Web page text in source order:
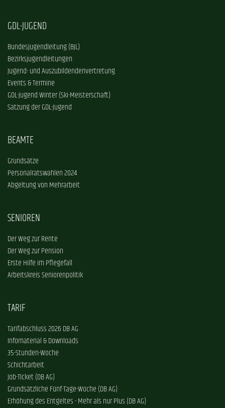
GDL-JUGEND
Bundesjugendleitung (BJL)
Bezirksjugendleitungen
Jugend- und Auszubildendenvertretung
Events & Termine
GDL-Jugend Winter (Ski-Meisterschaft)
Satzung der GDL-Jugend
BEAMTE
Grundsätze
Personalratswahlen 2024
Abgeltung von Mehrarbeit
SENIOREN
Der Weg zur Rente
Der Weg zur Pension
Erste Hilfe im Pflegefall
Arbeitskreis Seniorenpolitik
TARIF
Tarifabschluss 2026 DB AG
Infomaterial & Downloads
35-Stunden-Woche
Schichtarbeit
Job-Ticket (DB AG)
Grundsätzliche Fünf-Tage-Woche (DB AG)
Erhöhung des Entgeltes - Mehr als nur Plus (DB AG)